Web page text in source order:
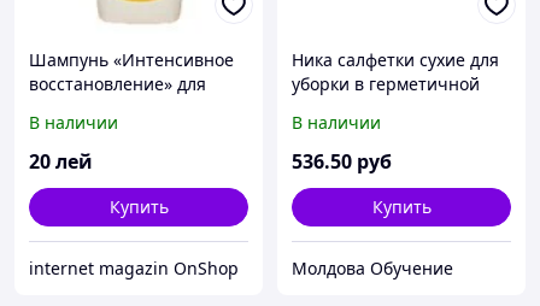
Шампунь «Интенсивное
восстановление» для
волос СТО РЕЦЕПТОВ
КРАСОТЫ
В наличии
20лей
Купить
internet magazin OnShop
Ника салфетки сухие для
уборки в герметичной
В наличии
536.50 руб
Купить
Молдова Обучение